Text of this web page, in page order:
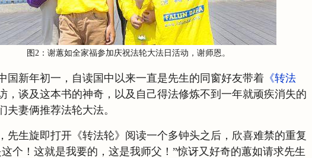
图2：谢蕙如全家福参加庆祝法轮大法日活动，谢师恩。
国新年初一，自读国中以来一直是先生的同窗好友带着 《转法
，谈及这本书的神奇，以及自己得法修炼不到一年就顽疾消失的
夫妻俩推荐法轮大法。
先生旋即打开《转法轮》阅读一个多钟头之后，欣喜难禁的重复
个！这就是我要的，这是我师父！”惊讶又好奇的蕙如请求先生